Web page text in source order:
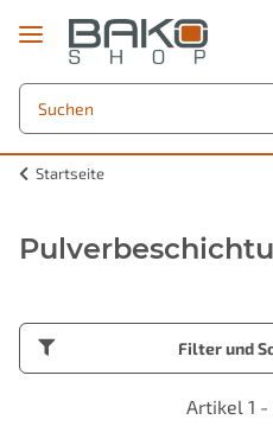
Startseite
Filter und
Artikel 1